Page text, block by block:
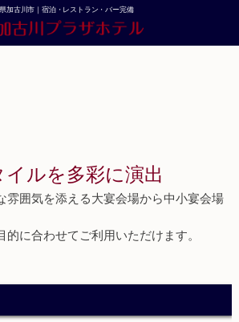
加古川市｜宿泊・レストラン・バー完備
ルを多彩に演出
雰囲気を添える大宴会場から中小宴会場
的に合わせてご利用いただけます。